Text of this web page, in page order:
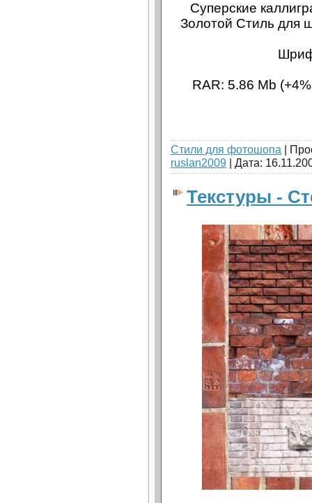
Суперские
Золотой Стиль для
RAR: 5.86 Mb
Стили для фотошопа |
ruslan2009 | Дата:
Текстуры -